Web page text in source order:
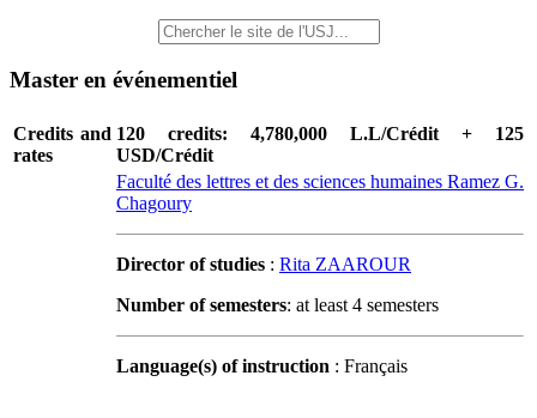
Master en événementiel
Credits and
rates
120 credits: 4,780,000 L.L/Crédit + 125
USD/Crédit
Faculté des lettres et des sciences humaines Ramez G.
Chagoury
Director of studies : Rita ZAAROUR
Number of semesters: at least 4 semesters
Language(s) of instruction : Français